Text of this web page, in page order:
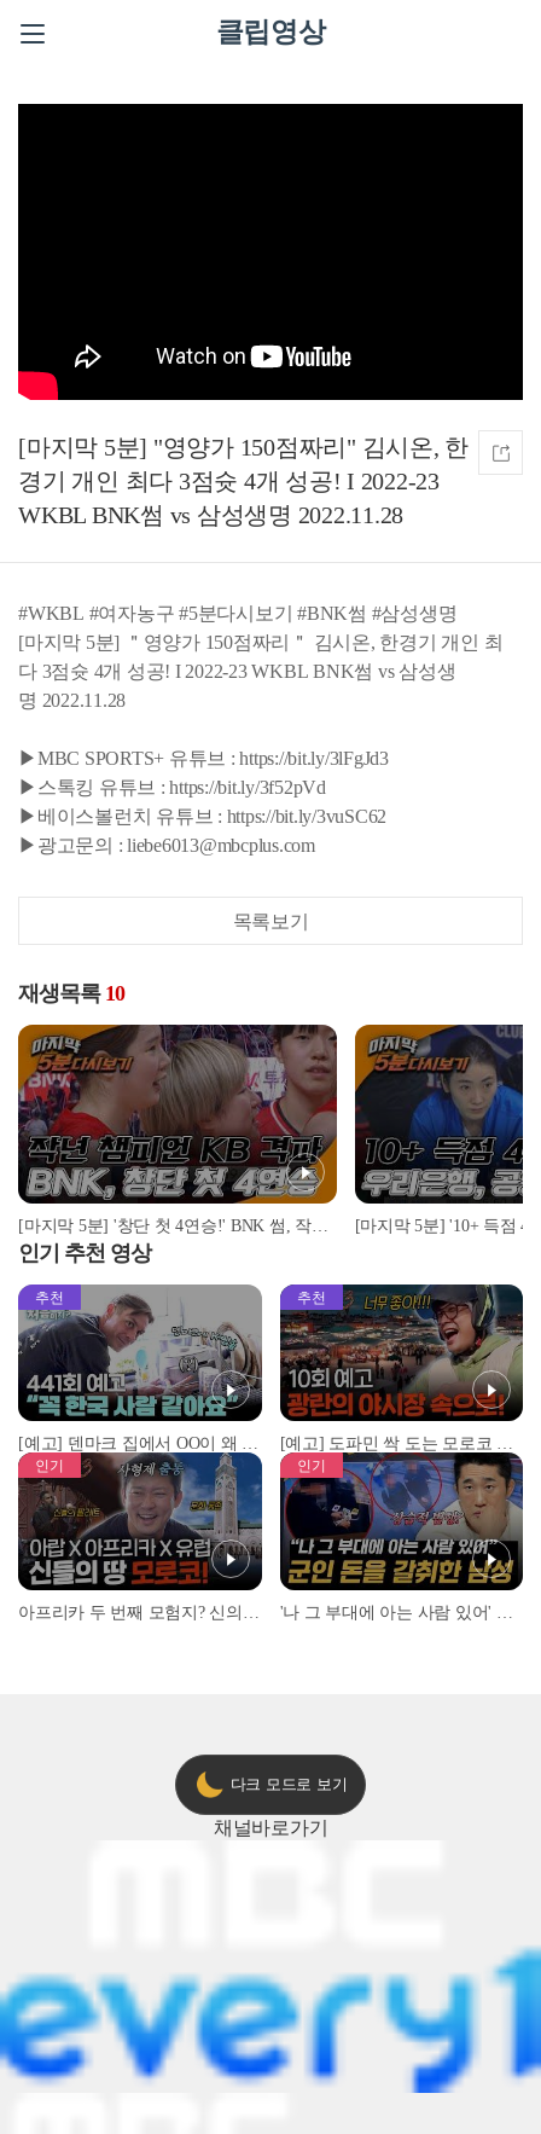
클립영상
[마지막 5분] "영양가 150점짜리" 김시온, 한
경기 개인 최다 3점슛 4개 성공! I 2022-23
WKBL BNK썸 vs 삼성생명 2022.11.28
#WKBL #여자농구 #5분다시보기 #BNK썸 #삼성생명
[마지막 5분] ＂영양가 150점짜리＂ 김시온, 한경기 개인 최
다 3점슛 4개 성공! I 2022-23 WKBL BNK썸 vs 삼성생
명 2022.11.28
▶MBC SPORTS+ 유튜브 : https://bit.ly/3lFgJd3
▶스톡킹 유튜브 : https://bit.ly/3f52pVd
▶베이스볼런치 유튜브 : https://bit.ly/3vuSC62
▶광고문의 : liebe6013@mbcplus.com
목록보기
재생목록 10
[마지막 5분] '창단 첫 4연승!' BNK 썸, 작년 챔피언 KB 스타즈 격파! I 2022-23 WKBL BNK 썸 vs KB 스타즈 2022.11.14
인기 추천 영상
추천
[예고] 덴마크 집에서 OO이 왜 나와...? 이상할 정도로 한국을 사랑하는 우리 형을 제보합니다!
추천
[예고] 도파민 싹 도는 모로코 야시장 투어!
인기 인기
다크 모드로 보기
채널바로가기